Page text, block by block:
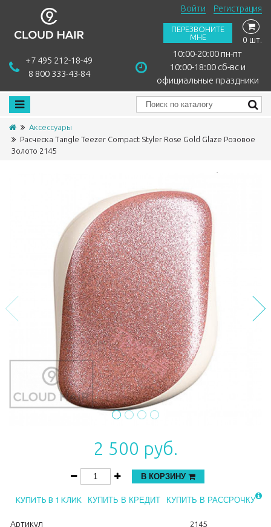
+7 495 212-18-49
8 800 333-43-84
10:00-20:00 пн-пт
10:00-18:00 сб-вс и
официальные праздники
Войти Регистрация
ПЕРЕЗВОНИТЕ
МНЕ
0 шт.
Аксессуары
Расческа Tangle Teezer Compact Styler Rose Gold Glaze Розовое
Золото 2145
2 500 руб.
В КОРЗИНУ
КУПИТЬ В 1 КЛИК КУПИТЬ В КРЕДИТ КУПИТЬ В РАССРОЧКУ
Артикул 2145